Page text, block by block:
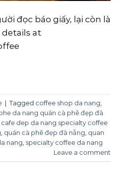
đọc báo giấy, lại còn là
at
| Tagged coffee shop da nang
da nang quán cà phê đẹp đà
dep da nang specialty coffee
quán cà phê đẹp đà nẵng quan
nang specialty coffee da nang
Leave a comment